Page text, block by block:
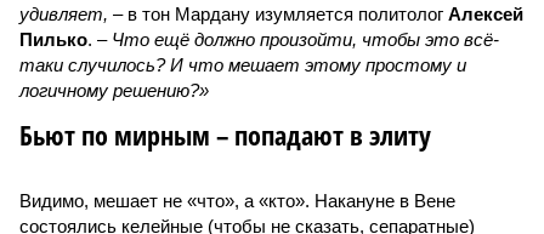
удивляет, – в тон Мардану изумляется политолог Алексей
Пилько. – Что ещё должно произойти, чтобы это всё-
таки случилось? И что мешает этому простому и
логичному решению?»
Бьют по мирным – попадают в элиту
Видимо, мешает не «что», а «кто». Накануне в Вене
состоялись келейные (чтобы не сказать, сепаратные)